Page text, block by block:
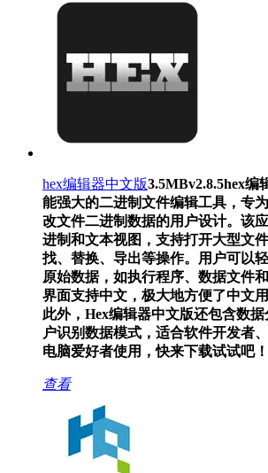
hex编辑器中文版3.5MBv2.8.5hex编
能强大的二进制文件编辑工具，专
改文件二进制数据的用户设计。该
进制和文本视图，支持打开大型文
找、替换、导出等操作。用户可以
原始数据，如执行程序、数据文件
界面支持中文，极大地方便了中文
此外，Hex编辑器中文版还包含数
户识别数据模式，适合软件开发者
电脑爱好者使用，快来下载试试吧！
查看